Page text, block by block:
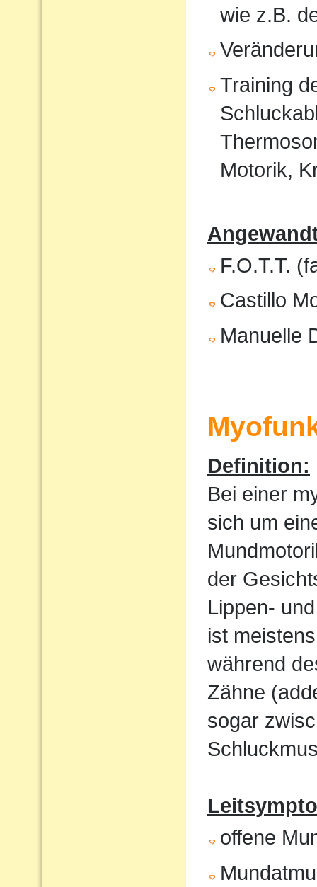
wie z.B.
Training
Motorik,
F.O.T.T.
Castillo
Manuelle
Definition:
Bei einer
sich um
der
Lippen-
ist
während
Zähne
sogar
offene